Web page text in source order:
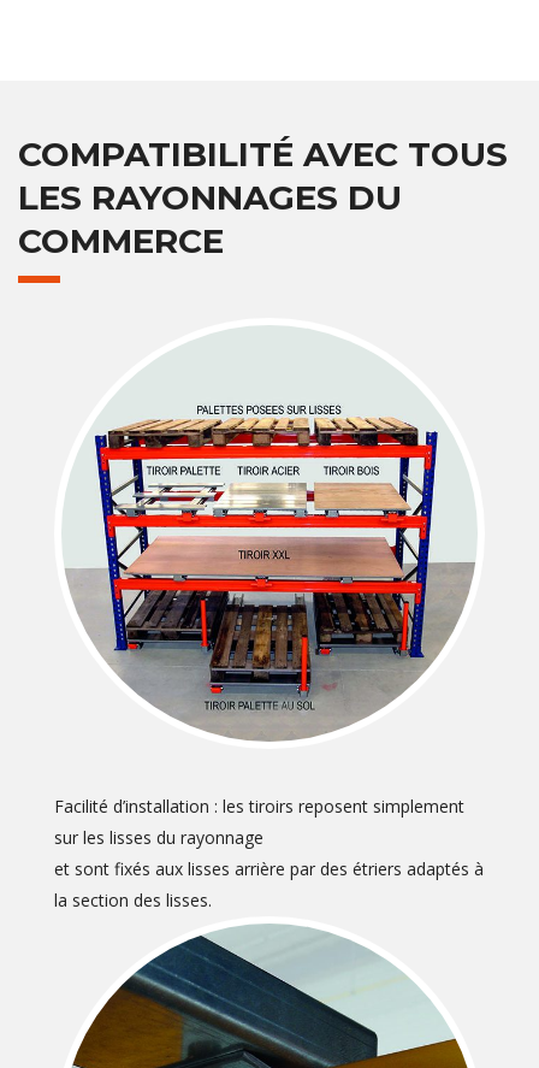
COMPATIBILITÉ AVEC TOUS
LES RAYONNAGES DU
COMMERCE
Facilité d’installation : les tiroirs reposent simplement
sur les lisses du rayonnage
et sont fixés aux lisses arrière par des étriers adaptés à
la section des lisses.